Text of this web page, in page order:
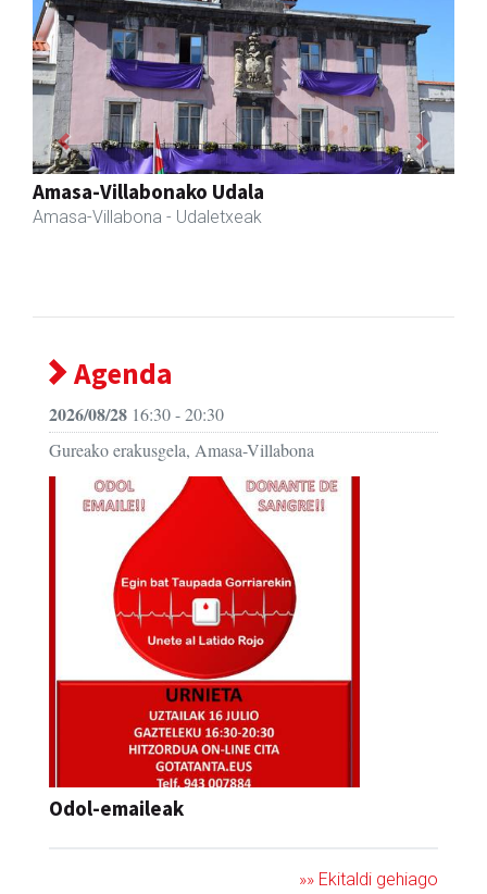
Zubimusu Ikastola
Amasa-Villabona
Previous Next
Agenda
2026/08/28 16:30 - 20:30
Gureako erakusgela, Amasa-Villabona
Odol-emaileak
»» Ekitaldi gehiago